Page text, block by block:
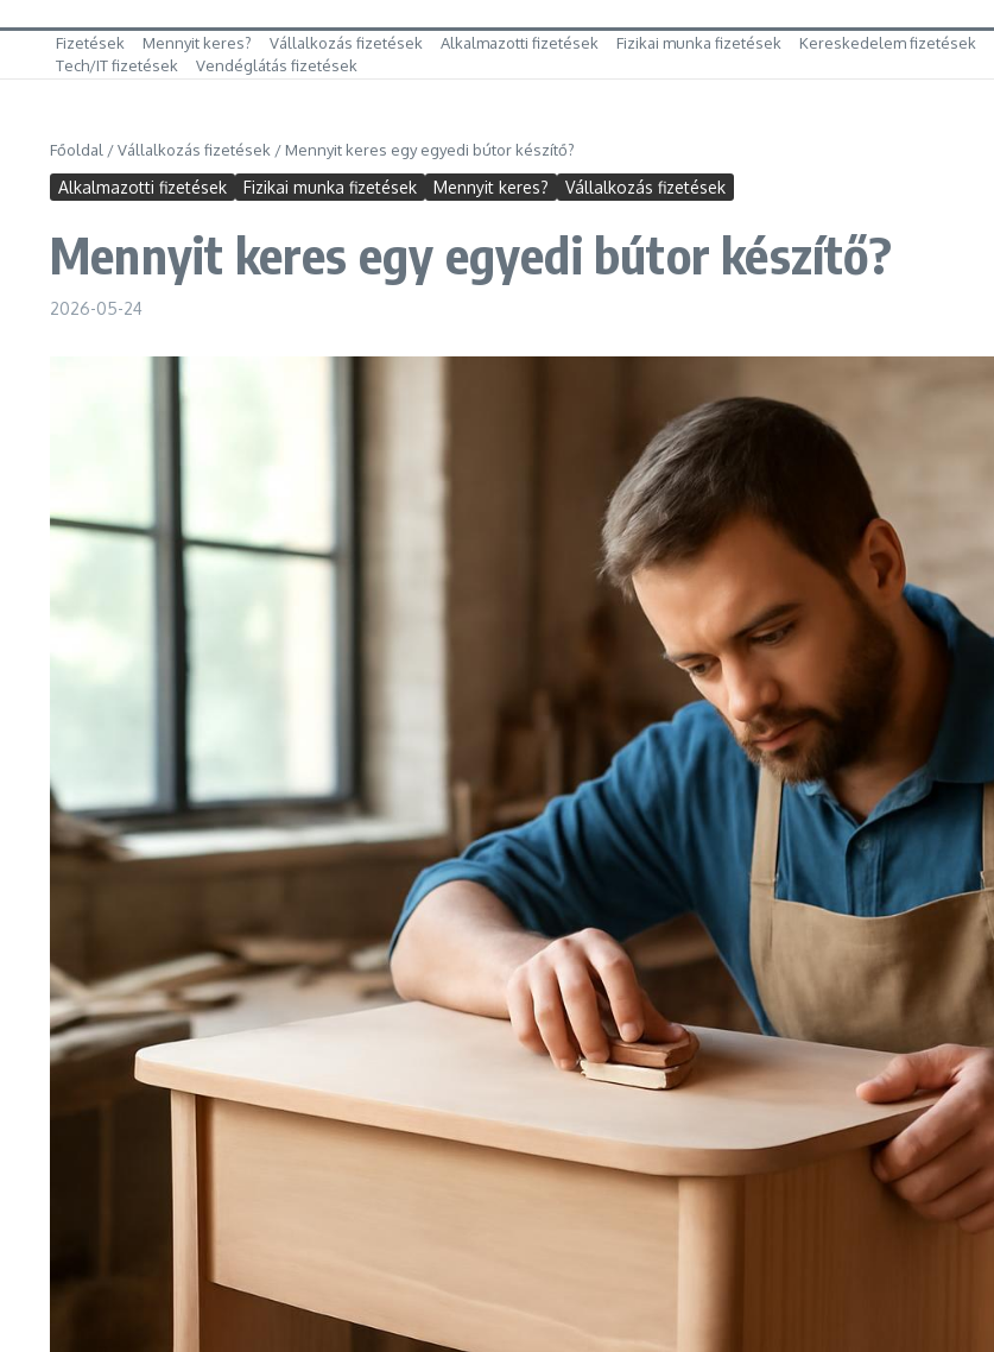
Fizetések Mennyit keres? Vállalkozás fizetések Alkalmazotti fizetések Fizikai munka fizetések Kereskedelem fizetések
Tech/IT fizetések
Vendéglátás fizetések
Főoldal /Vállalkozás fizetések / Mennyit keres egy egyedi bútor készítő?
Alkalmazotti fizetések Fizikai munka fizetések Mennyit keres? Vállalkozás fizetések
Mennyit keres egy egyedi bútor készítő?
2026-05-24